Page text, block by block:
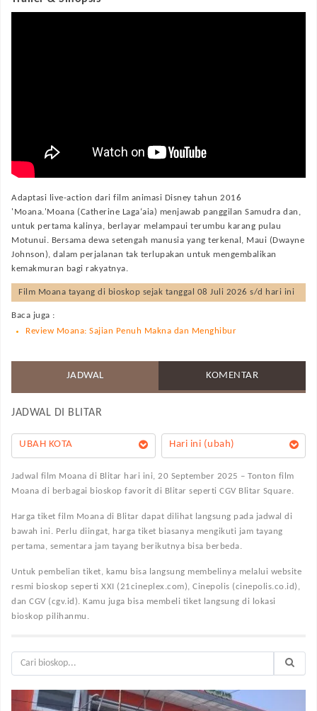
Adaptasi live-action dari film animasi Disney tahun 2016
'Moana.'Moana (Catherine Laga‘aia) menjawab panggilan Samudra dan,
untuk pertama kalinya, berlayar melampaui terumbu karang pulau
Motunui. Bersama dewa setengah manusia yang terkenal, Maui (Dwayne
Johnson), dalam perjalanan tak terlupakan untuk mengembalikan
kemakmuran bagi rakyatnya.
Film Moana tayang di bioskop sejak tanggal 08 Juli 2026 s/d hari ini
Baca juga :
Review Moana: Sajian Penuh Makna dan Menghibur
JADWAL KOMENTAR
JADWAL DI BLITAR
Hari ini (ubah)
UBAH KOTA
Jadwal film Moana di Blitar hari ini, 20 September 2025 – Tonton film
Moana di berbagai bioskop favorit di Blitar seperti CGV Blitar Square.
Harga tiket film Moana di Blitar dapat dilihat langsung pada jadwal di
bawah ini. Perlu diingat, harga tiket biasanya mengikuti jam tayang
pertama, sementara jam tayang berikutnya bisa berbeda.
Untuk pembelian tiket, kamu bisa langsung membelinya melalui website
resmi bioskop seperti XXI (21cineplex.com), Cinepolis (cinepolis.co.id),
dan CGV (cgv.id). Kamu juga bisa membeli tiket langsung di lokasi
bioskop pilihanmu.